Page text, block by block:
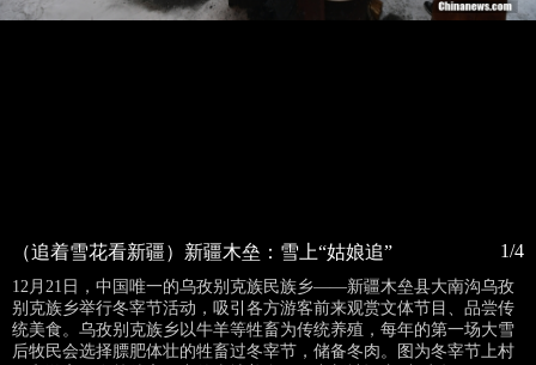
（追着雪花看新疆）新疆木垒：雪上“姑娘追” 1/4
12月21日，中国唯一的乌孜别克族民族乡——新疆木垒县大南沟乌孜
别克族乡举行冬宰节活动，吸引各方游客前来观赏文体节目、品尝传
统美食。乌孜别克族乡以牛羊等牲畜为传统养殖，每年的第一场大雪
后牧民会选择膘肥体壮的牲畜过冬宰节，储备冬肉。图为冬宰节上村